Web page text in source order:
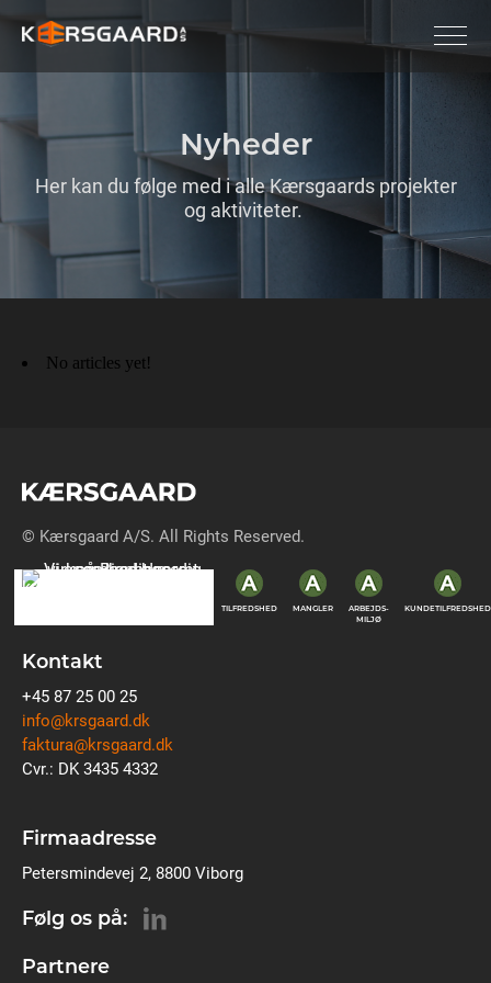
Nyheder
Her kan du følge med i alle Kærsgaards projekter
og aktiviteter.
No articles yet!
© Kærsgaard A/S. All Rights Reserved.
TILFREDSHED MANGLER
ARBEJDS-
MILJØ
KUNDETILFREDSHED
Kontakt
+45 87 25 00 25
info@krsgaard.dk
faktura@krsgaard.dk
Cvr.: DK 3435 4332
Firmaadresse
Petersmindevej 2, 8800 Viborg
Følg os på:
Partnere